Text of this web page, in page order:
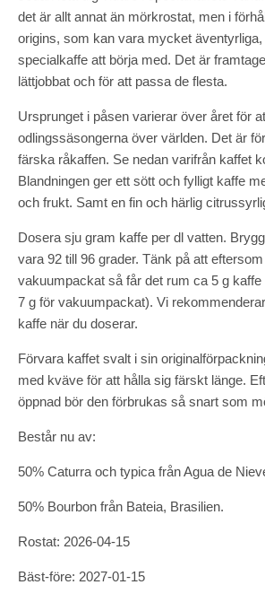
det är allt annat än mörkrostat, men i
origins, som kan vara mycket
specialkaffe att börja med. Det är
lättjobbat och för att passa de flesta.
Ursprunget i påsen varierar över året för
odlingssäsongerna över världen. Det är
färska råkaffen. Se nedan varifrån kaffet
Blandningen ger ett sött och fylligt kaffe
och frukt. Samt en fin och härlig
Dosera sju gram kaffe per dl vatten.
vara 92 till 96 grader. Tänk på att
vakuumpackat så får det rum ca 5 g
7 g för vakuumpackat). Vi
kaffe när du doserar.
Förvara kaffet svalt i sin
med kväve för att hålla sig färskt länge.
öppnad bör den förbrukas så snart som
Består nu av:
50% Caturra och typica från Agua de
50% Bourbon från Bateia, Brasilien.
Rostat: 2026-04-15
Bäst-före: 2027-01-15